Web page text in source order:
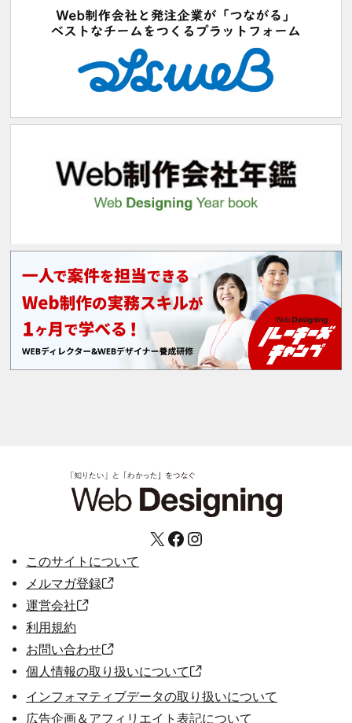
X Facebook Instagram
このサイトについて
メルマガ登録
運営会社
利用規約
お問い合わせ
個人情報の取り扱いについて
インフォマティブデータの取り扱いについて
広告企画＆アフィリエイト表記について